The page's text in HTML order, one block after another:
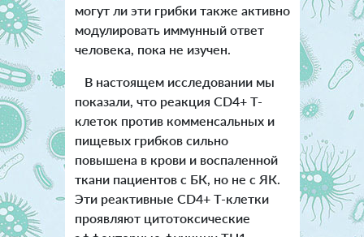
могут ли эти грибки также активно
модулировать иммунный ответ
человека, пока не изучен.
В настоящем исследовании мы
показали, что реакция CD4+ Т-
клеток против комменсальных и
пищевых грибков сильно
повышена в крови и воспаленной
ткани пациентов с БК, но не с ЯК.
Эти реактивные CD4+ Т-клетки
проявляют цитотоксические